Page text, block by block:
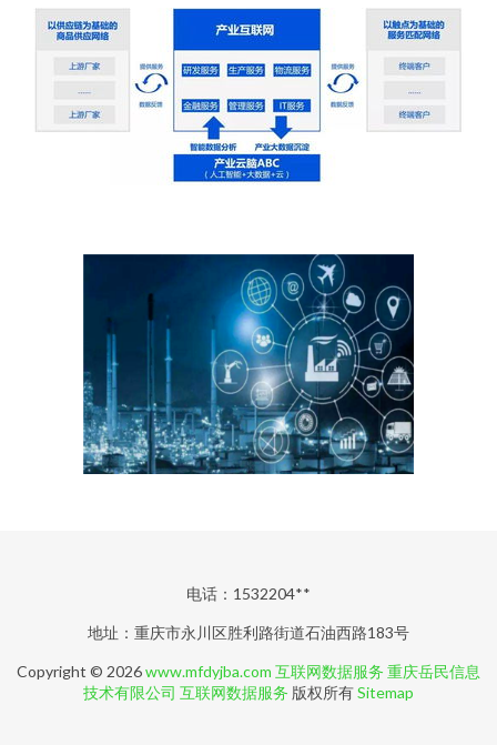
电话：1532204**
地址：重庆市永川区胜利路街道石油西路183号
Copyright © 2026www.mfdyjba.com 互联网数据服务 重庆岳民信息
技术有限公司 互联网数据服务 版权所有Sitemap